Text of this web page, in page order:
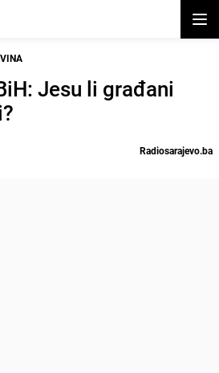
Jesu li građani
Radiosarajevo.ba